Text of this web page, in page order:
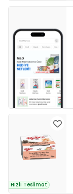
Hızlı Teslimat